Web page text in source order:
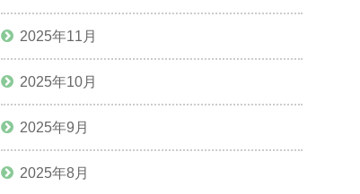
2025年11月
2025年10月
2025年9月
2025年8月